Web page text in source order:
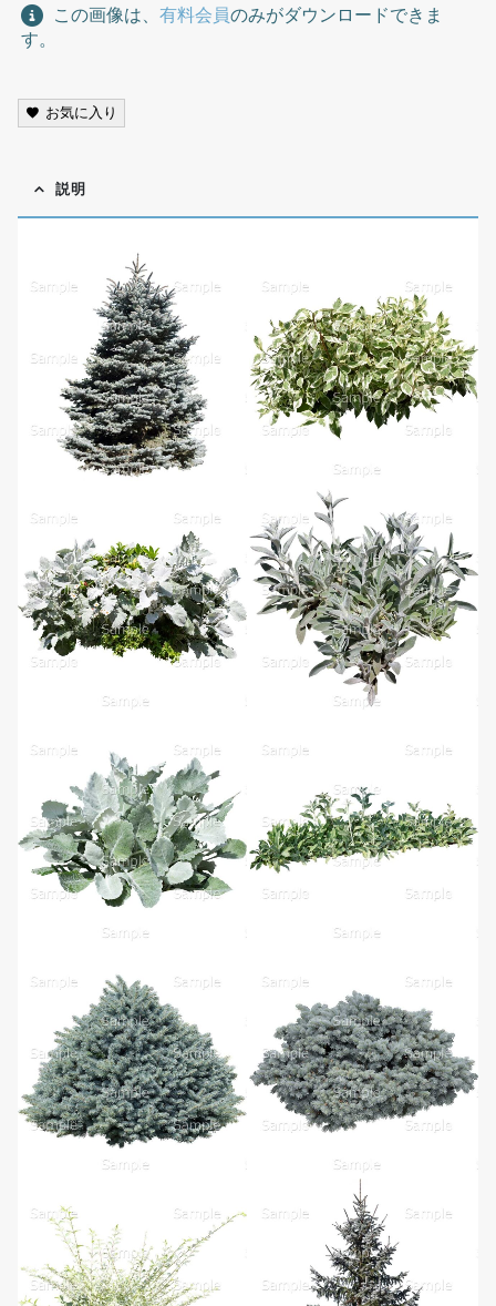
この画像は、 有料会員のみがダウンロードできま
す。
お気に入り
説明